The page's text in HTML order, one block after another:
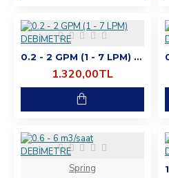
0.2 - 2 GPM (1 - 7 LPM) DEBİMETRE
1.320,00TL
Spring